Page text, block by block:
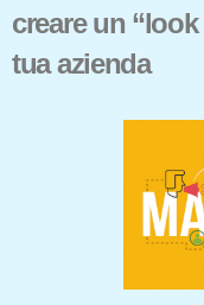
creare un
tua azienda